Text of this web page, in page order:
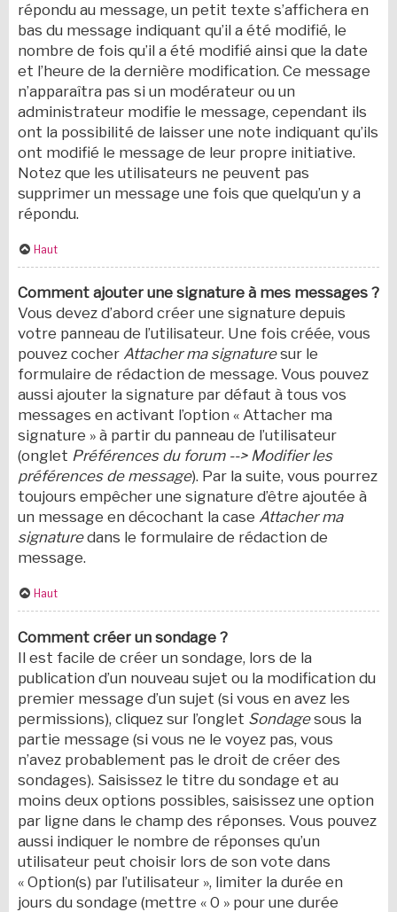
répondu au message, un petit texte s’affichera en
bas du message indiquant qu’il a été modifié, le
nombre de fois qu’il a été modifié ainsi que la date
et l’heure de la dernière modification. Ce message
n’apparaîtra pas si un modérateur ou un
administrateur modifie le message, cependant ils
ont la possibilité de laisser une note indiquant qu’ils
ont modifié le message de leur propre initiative.
Notez que les utilisateurs ne peuvent pas
supprimer un message une fois que quelqu’un y a
répondu.
Haut
Comment ajouter une signature à mes messages ?
Vous devez d’abord créer une signature depuis
votre panneau de l’utilisateur. Une fois créée, vous
pouvez cocher Attacher ma signaturesur le
formulaire de rédaction de message. Vous pouvez
aussi ajouter la signature par défaut à tous vos
messages en activant l’option « Attacher ma
signature » à partir du panneau de l’utilisateur
(onglet Préférences du forum --> Modifier les
préférences de message). Par la suite, vous pourrez
toujours empêcher une signature d’être ajoutée à
un message en décochant la case Attacher ma
signaturedans le formulaire de rédaction de
message.
Haut
Comment créer un sondage ?
Il est facile de créer un sondage, lors de la
publication d’un nouveau sujet ou la modification du
premier message d’un sujet (si vous en avez les
permissions), cliquez sur l’onglet Sondagesous la
partie message (si vous ne le voyez pas, vous
n’avez probablement pas le droit de créer des
sondages). Saisissez le titre du sondage et au
moins deux options possibles, saisissez une option
par ligne dans le champ des réponses. Vous pouvez
aussi indiquer le nombre de réponses qu’un
utilisateur peut choisir lors de son vote dans
« Option(s) par l’utilisateur », limiter la durée en
jours du sondage (mettre « 0 » pour une durée